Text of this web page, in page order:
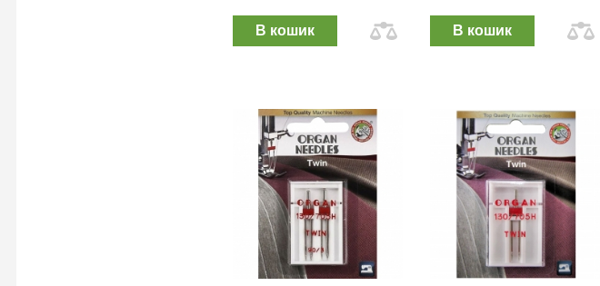
В кошик В кошик